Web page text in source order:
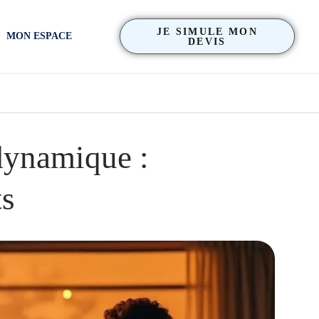
MON ESPACE
JE SIMULE MON
DEVIS
: